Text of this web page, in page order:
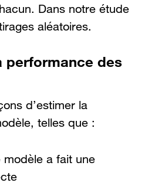
Dans notre étude
aléatoires.
performance des
d’estimer la
telles que :
a fait une